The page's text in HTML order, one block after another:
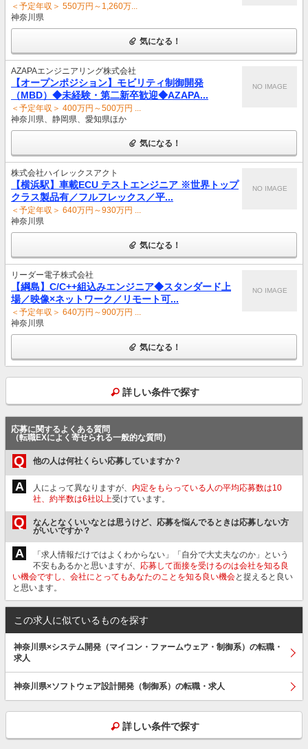
＜予定年収＞ 550万円～1,260万...
神奈川県
気になる！
AZAPAエンジニアリング株式会社
【オープンポジション】モビリティ制御開発
（MBD）◆未経験・第二新卒歓迎◆AZAPA...
＜予定年収＞ 400万円～500万円 ...
神奈川県、静岡県、愛知県ほか
NO IMAGE
気になる！
株式会社ハイレックスアクト
【横浜駅】車載ECU テストエンジニア ※世界トップ
クラス製品有／フルフレックス／平...
＜予定年収＞ 640万円～930万円 ...
神奈川県
NO IMAGE
気になる！
リーダー電子株式会社
【綱島】C/C++組込みエンジニア◆スタンダード上
場／映像×ネットワーク／リモート可...
＜予定年収＞ 640万円～900万円 ...
神奈川県
NO IMAGE
気になる！
詳しい条件で探す
応募に関するよくある質問
（転職EXによく寄せられる一般的な質問）
Q 他の人は何社くらい応募していますか？
A 人によって異なりますが、 内定をもらっている人の平均応募数は10
社、約半数は6社以上受けています。
Q
なんとなくいいなとは思うけど、応募を悩んでるときは応募しない方
がいいですか？
A
「求人情報だけではよくわからない」「自分で大丈夫なのか」という
不安もあるかと思いますが、 応募して面接を受けるのは会社を知る良
い機会ですし、会社にとってもあなたのことを知る良い機会と捉えると良い
と思います。
この求人に似ているものを探す
神奈川県×システム開発（マイコン・ファームウェア・制御系）の転職・
求人
神奈川県×ソフトウェア設計開発（制御系）の転職・求人
詳しい条件で探す